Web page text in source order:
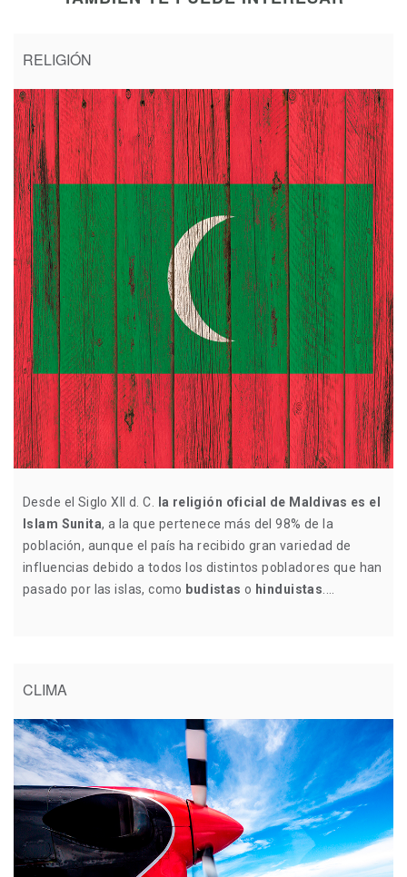
RELIGIÓN
Desde el Siglo XII d. C.
la religión oficial de Maldivas es el
Islam Sunita, a la que pertenece más del 98% de la
población, aunque el país ha recibido gran variedad de
influencias debido a todos los distintos pobladores que han
pasado por las islas, como budistas o hinduistas
CLIMA